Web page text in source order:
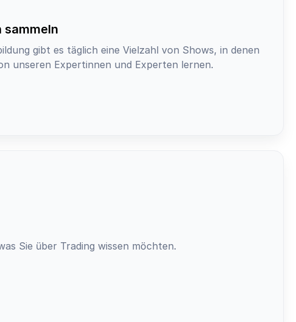
sammeln
gibt es täglich eine Vielzahl von Shows, in denen
unseren Expertinnen und Experten lernen.
Sie über Trading wissen möchten.